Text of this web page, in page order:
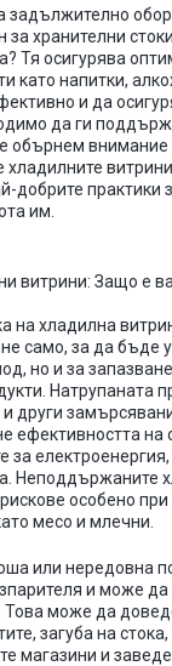
задължително
за хранителни
Тя осигурява
като напитки,
и да
да ги поддъ
обърнем внимание
витрини
добрите практики
им.
витрини: Защо е
на хладилна
само, за да бъде
но и за
Натрупаната
други
ефективността на
за електроенергия,
Неподдържаните
особено
месо и млечни.
или нередовна
и може
. Това може да
, загуба на
магазини и